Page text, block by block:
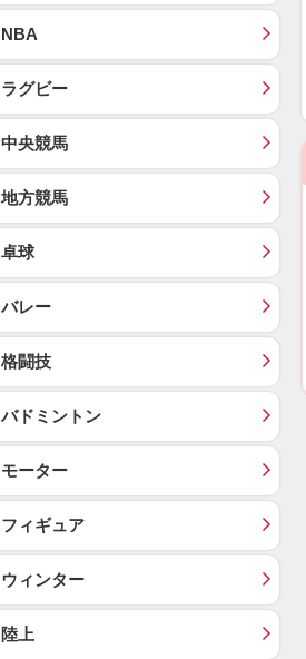
NBA
ラグビー
中央競馬
地方競馬
卓球
バレー
格闘技
バドミントン
モーター
フィギュア
ウィンター
陸上